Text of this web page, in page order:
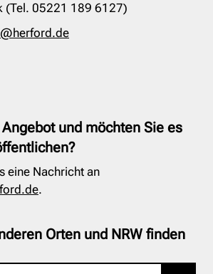
(Tel. 05221 189 6127)
und möchten Sie es
eine Nachricht an
.
Orten und NRW finden